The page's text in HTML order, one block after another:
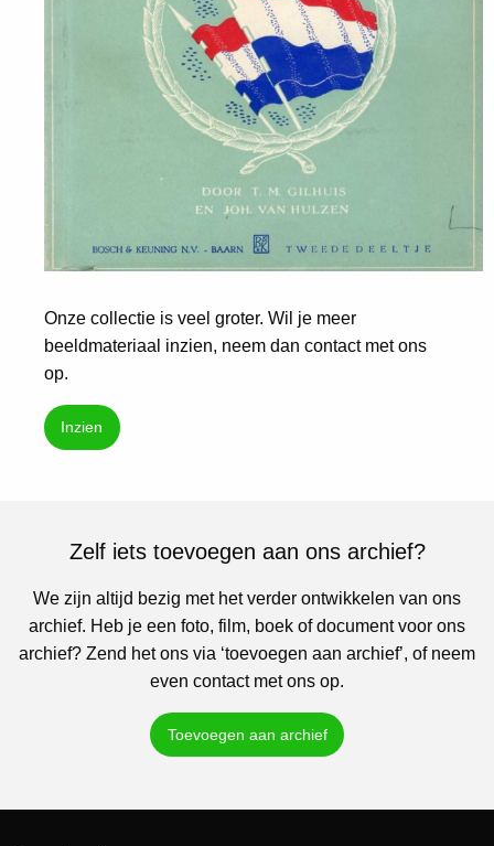
Onze collectie is veel groter. Wil je meer
beeldmateriaal inzien, neem dan contact met ons
op.
Inzien
Zelf iets toevoegen aan ons archief?
We zijn altijd bezig met het verder ontwikkelen van ons
archief. Heb je een foto, film, boek of document voor ons
archief? Zend het ons via ‘toevoegen aan archief’, of neem
even contact met ons op.
Toevoegen aan archief